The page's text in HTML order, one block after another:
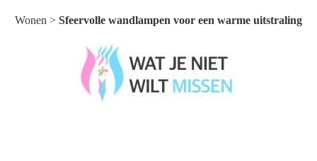
Wonen > Sfeervolle wandlampen voor een warme uitstraling